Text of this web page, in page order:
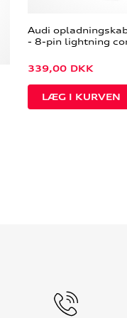
Audi
- 8-pin lightning
339,00 DKK